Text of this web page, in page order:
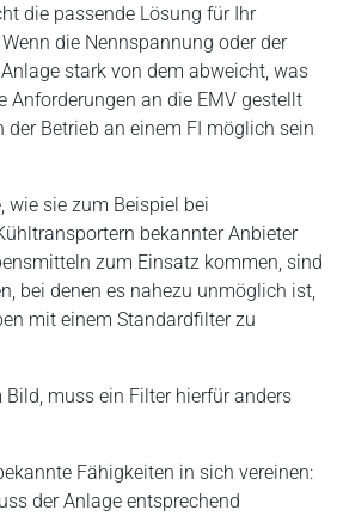
die passende Lösung für Ihr
die Nennspannung oder der
stark von dem abweicht, was
Anforderungen an die EMV gestellt
Betrieb an einem FI möglich sein
wie sie zum Beispiel bei
bekannter Anbieter
zum Einsatz kommen, sind
bei denen es nahezu unmöglich ist,
mit einem Standardfilter zu
Bild, muss ein Filter hierfür anders
Fähigkeiten in sich vereinen:
der Anlage entsprechend